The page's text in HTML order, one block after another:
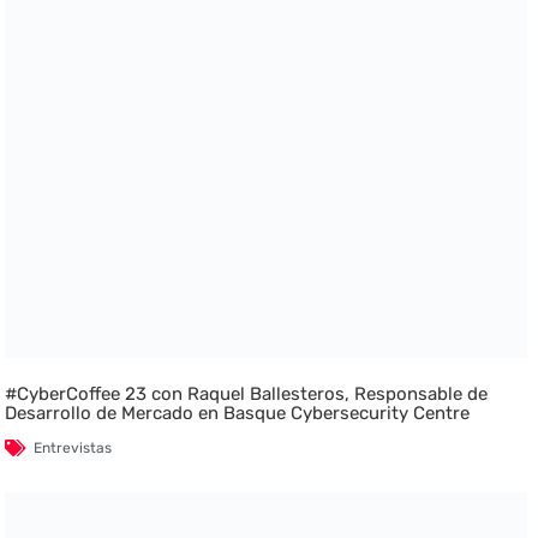
#CyberCoffee 23 con Raquel Ballesteros, Responsable de
Desarrollo de Mercado en Basque Cybersecurity Centre
Entrevistas